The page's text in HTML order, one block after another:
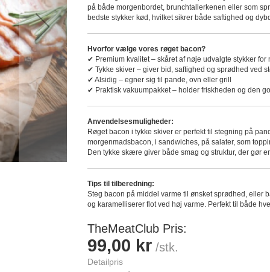
på både morgenbordet, brunchtallerkenen eller som
bedste stykker kød, hvilket sikrer både saftighed og
Hvorfor vælge vores røget bacon?
✔ Premium kvalitet – skåret af nøje udvalgte stykker for
✔ Tykke skiver – giver bid, saftighed og sprødhed ved
✔ Alsidig – egner sig til pande, ovn eller grill
✔ Praktisk vakuumpakket – holder friskheden og den
Anvendelsesmuligheder:
Røget bacon i tykke skiver er perfekt til stegning på
morgenmadsbacon, i sandwiches, på salater, som
Den tykke skære giver både smag og struktur, der gør
Tips til tilberedning:
Steg bacon på middel varme til ønsket sprødhed, eller
og karamelliserer flot ved høj varme. Perfekt til både
TheMeatClub Pris
99,00 kr /stk.
Detailpris